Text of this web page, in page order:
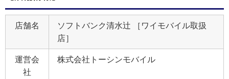
店舗名
ソフトバンク清水辻 ［ワイモバイル取扱
店］
運営会
社
株式会社トーシンモバイル